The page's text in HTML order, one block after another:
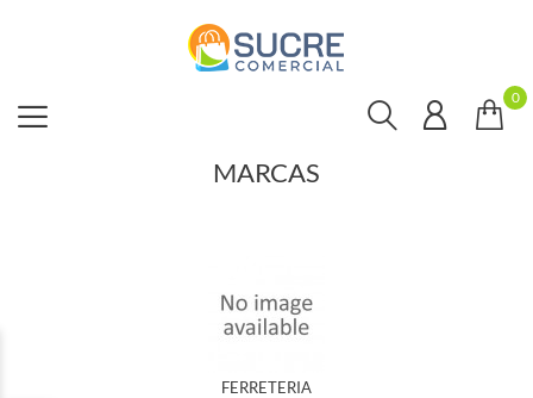
0
MARCAS
FERRETERIA